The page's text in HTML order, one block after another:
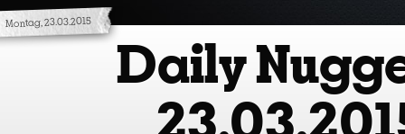
Montag, 23.03.2015
Daily